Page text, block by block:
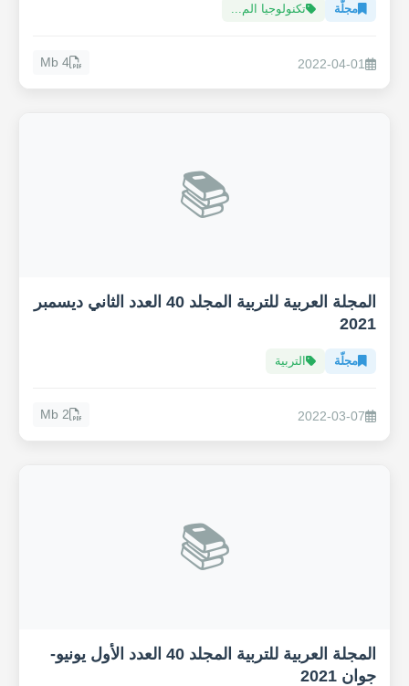
مجلّة تكنولوجيا الم...
2022-04-01
4 Mb
📚
المجلة العربية للتربية المجلد 40 العدد الثاني ديسمبر
2021
مجلّة التربية
2022-03-07
2 Mb
📚
المجلة العربية للتربية المجلد 40 العدد الأول يونيو-
جوان 2021